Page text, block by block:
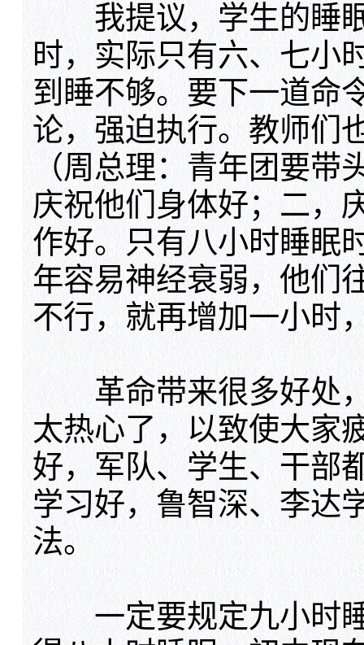
我提议，学生的睡眠
时，实际只有六、七小
到睡不够。要下一道命
论，强迫执行。教师们
（周总理：青年团要
庆祝他们身体好；二，
作好。只有八小时睡眠
年容易神经衰弱，他们
不行，就再增加一小时
革命带来很多好处，
太热心了，以致使大家
好，军队、学生、干部
学习好，鲁智深、李达
法。
一定要规定九小时睡